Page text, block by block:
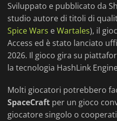
Sviluppato e pubblicato da
studio autore di titoli di
Spice Wars eWartales), il
Access ed è stato lanciato
2026. Il gioco gira su
la tecnologia HashLink
Molti giocatori potrebbero
SpaceCraft per un gioco
giocatore singolo o